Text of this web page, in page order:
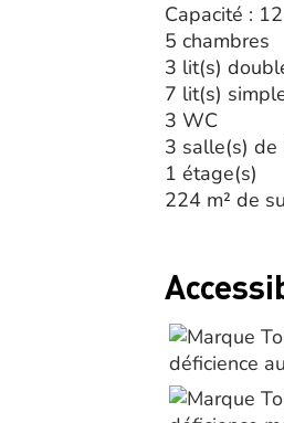
Capacité :
5 chambres
3 lit(s)
7 lit(s)
3 WC
3 salle(s) de
1 étage(s)
224 m² de